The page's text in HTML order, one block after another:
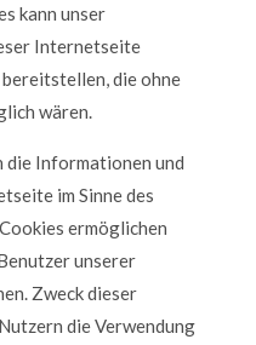
kann unser
Internetseite
die ohne
wären.
die Informationen und
im Sinne des
ermöglichen
unserer
Zweck dieser
die Verwendung